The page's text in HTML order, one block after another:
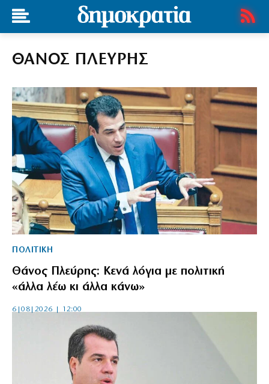
ΘΑΝΟΣ ΠΛΕΥΡΗΣ
ΠΟΛΙΤΙΚΗ
Θάνος Πλεύρης: Κενά λόγια με πολιτική
«άλλα λέω κι άλλα κάνω»
6|08|2026 | 12:00